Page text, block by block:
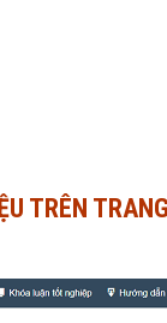
TRÊN